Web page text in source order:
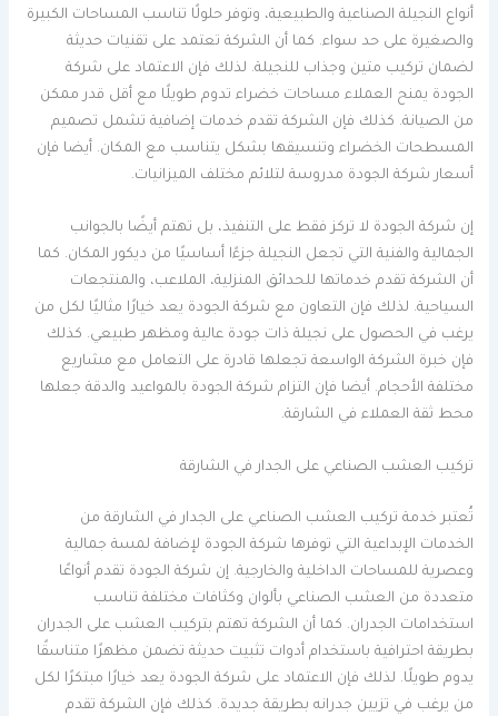
أنواع النجيلة الصناعية والطبيعية، وتوفر حلولًا تناسب المساحات الكبيرة
والصغيرة على حد سواء. كما أن الشركة تعتمد على تقنيات حديثة
لضمان تركيب متين وجذاب للنجيلة. لذلك فإن الاعتماد على شركة
الجودة يمنح العملاء مساحات خضراء تدوم طويلًا مع أقل قدر ممكن
من الصيانة. كذلك فإن الشركة تقدم خدمات إضافية تشمل تصميم
المسطحات الخضراء وتنسيقها بشكل يتناسب مع المكان. أيضا فإن
أسعار شركة الجودة مدروسة لتلائم مختلف الميزانيات.
إن شركة الجودة لا تركز فقط على التنفيذ، بل تهتم أيضًا بالجوانب
الجمالية والفنية التي تجعل النجيلة جزءًا أساسيًا من ديكور المكان. كما
أن الشركة تقدم خدماتها للحدائق المنزلية، الملاعب، والمنتجعات
السياحية. لذلك فإن التعاون مع شركة الجودة يعد خيارًا مثاليًا لكل من
يرغب في الحصول على نجيلة ذات جودة عالية ومظهر طبيعي. كذلك
فإن خبرة الشركة الواسعة تجعلها قادرة على التعامل مع مشاريع
مختلفة الأحجام. أيضا فإن التزام شركة الجودة بالمواعيد والدقة جعلها
محط ثقة العملاء في الشارقة.
تركيب العشب الصناعي على الجدار في الشارقة
تُعتبر خدمة تركيب العشب الصناعي على الجدار في الشارقة من
الخدمات الإبداعية التي توفرها شركة الجودة لإضافة لمسة جمالية
وعصرية للمساحات الداخلية والخارجية. إن شركة الجودة تقدم أنواعًا
متعددة من العشب الصناعي بألوان وكثافات مختلفة تناسب
استخدامات الجدران. كما أن الشركة تهتم بتركيب العشب على الجدران
بطريقة احترافية باستخدام أدوات تثبيت حديثة تضمن مظهرًا متناسقًا
يدوم طويلًا. لذلك فإن الاعتماد على شركة الجودة يعد خيارًا مبتكرًا لكل
من يرغب في تزيين جدرانه بطريقة جديدة. كذلك فإن الشركة تقدم